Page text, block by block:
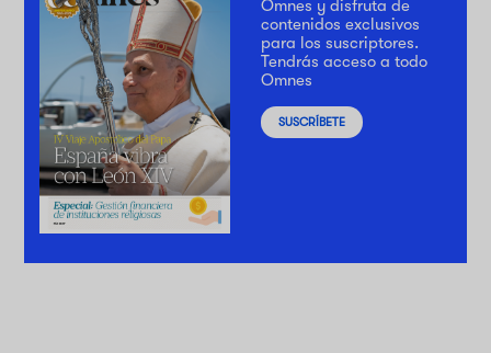
Omnes y disfruta de
contenidos exclusivos
para los suscriptores.
Tendrás acceso a todo
Omnes
SUSCRÍBETE